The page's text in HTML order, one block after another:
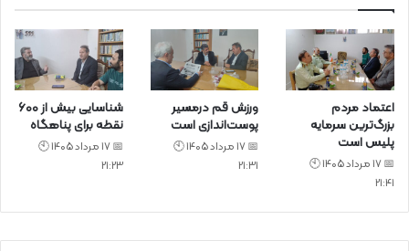
اعتماد مردم
بزرگ‌ترین سرمایه
پلیس است
📅 17 مرداد 1405 🕙
21:41
ورزش قم درمسیر
پوست‌اندازی است
📅 17 مرداد 1405 🕙
21:31
شناسایی بیش از ۶۰۰
نقطه برای پناهگاه
📅 17 مرداد 1405 🕙
21:23